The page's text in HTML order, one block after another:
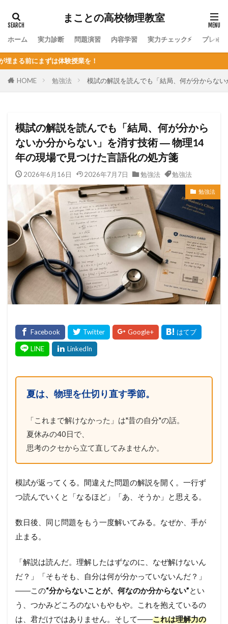
まことの高校物理教室
ホーム 実力診断 問題演習 内容学習 実力チェック⚡ プレミ
授業を！
HOME 勉強法 模試の解説を読んでも「結局、何が分からな
模試の解説を読んでも「結局、何が分から
ないか分からない」を消す技術 ― 物理14
年の現場で見つけた言語化の処方箋
2026年6月16日 2026年7月7日 勉強法 勉強法
勉強法
夏は、物理を仕切り直す季節。
「これまで解けなかった」は"昔の自分"の話。
夏休みの40日で、
思考のクセから立て直してみませんか。
模試が返ってくる。間違えた問題の解説を開く。一行ず
つ読んでいくと「なるほど」「あ、そうか」と思える。
数日後、同じ問題をもう一度解いてみる。なぜか、手が
止まる。
「解説は読んだ。理解したはずなのに、なぜ解けないん
だ？」「そもそも、自分は何が分かっていないんだ？」
――この“分からないことが、何なのか分からない”とい
う、つかみどころのないもやもや。これを抱えているの
は、君だけではありません。そして――これは理解力の